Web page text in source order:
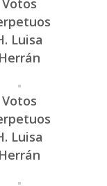
Votos
Luisa
Herrán
Votos
Luisa
Herrán